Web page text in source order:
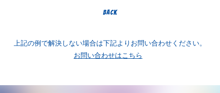
BACK
上記の例で解決しない場合は下記よりお問い合わせください。
お問い合わせはこちら